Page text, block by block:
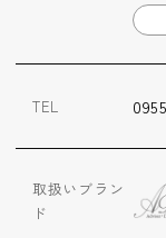
TEL
取扱いブラン
ド